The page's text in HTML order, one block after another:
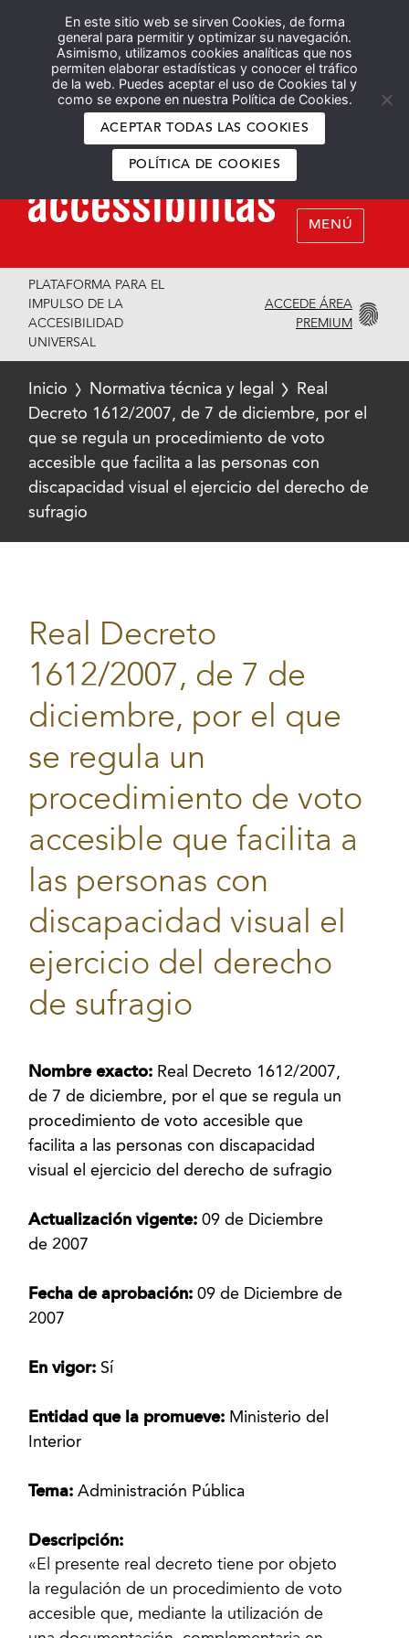
En este sitio web se sirven Cookies, de forma
general para permitir y optimizar su navegación.
Asimismo, utilizamos cookies analíticas que nos
permiten elaborar estadísticas y conocer el tráfico
de la web. Puedes aceptar el uso de Cookies tal y
como se expone en nuestra Política de Cookies.
ACEPTAR TODAS LAS COOKIES
POLÍTICA DE COOKIES
Español English
MENÚ
PLATAFORMA PARA EL
IMPULSO DE LA
ACCESIBILIDAD
UNIVERSAL
ACCEDE ÁREA
PREMIUM
Inicio Normativa técnica y legal
Real
Decreto 1612/2007, de 7 de diciembre, por el
que se regula un procedimiento de voto
accesible que facilita a las personas con
discapacidad visual el ejercicio del derecho de
sufragio
Real Decreto
1612/2007, de 7 de
diciembre, por el que
se regula un
procedimiento de voto
accesible que facilita a
las personas con
discapacidad visual el
ejercicio del derecho
de sufragio
Nombre exacto: Real Decreto 1612/2007,
de 7 de diciembre, por el que se regula un
procedimiento de voto accesible que
facilita a las personas con discapacidad
visual el ejercicio del derecho de sufragio
Actualización vigente:09 de Diciembre
de 2007
Fecha de aprobación:09 de Diciembre de
2007
En vigor: Sí
Entidad que la promueve: Ministerio del
Interior
Tema:Administración Pública
Descripción:
«El presente real decreto tiene por objeto
la regulación de un procedimiento de voto
accesible que, mediante la utilización de